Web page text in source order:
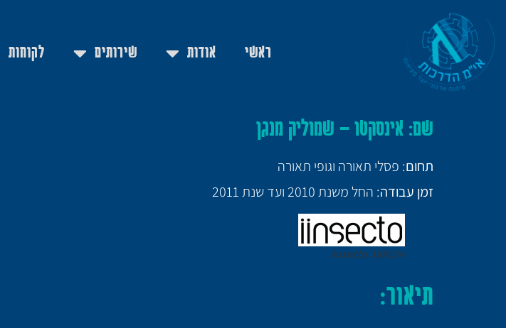
ראשי אודות שירותים לקוחות
שם: אינסקטו – שמוליק מנגן
תחום: פסלי תאורה וגופי תאורה
זמן עבודה: החל משנת 2010 ועד שנת 2011
אינסקטו iinsecto
תיאור: